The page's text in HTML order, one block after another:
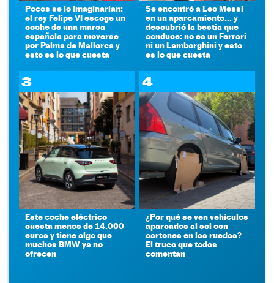
Pocos se lo imaginarían:
el rey Felipe VI escoge un
coche de una marca
española para moverse
por Palma de Mallorca y
esto es lo que cuesta
Se encontró a Leo Messi
en un aparcamiento... y
descubrió la bestia que
conduce: no es un Ferrari
ni un Lamborghini y esto
es lo que cuesta
3
Este coche eléctrico
cuesta menos de 14.000
euros y tiene algo que
muchos BMW ya no
ofrecen
4
¿Por qué se ven vehículos
aparcados al sol con
cartones en las ruedas?
El truco que todos
comentan